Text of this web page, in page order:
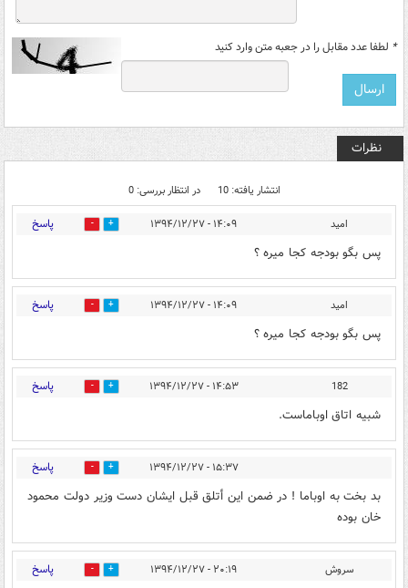
* لطفا عدد مقابل را در جعبه متن وارد کنید
نظرات
انتشار یافته: 10 در انتظار بررسی: 0
امید ۱۴:۰۹ - ۱۳۹۴/۱۲/۲۷ 0 پاسخ
پس بگو بودجه کجا میره ؟
امید ۱۴:۰۹ - ۱۳۹۴/۱۲/۲۷ 0 پاسخ
پس بگو بودجه کجا میره ؟
182 ۱۴:۵۳ - ۱۳۹۴/۱۲/۲۷ 0 پاسخ
شبیه اتاق اوباماست.
۱۵:۳۷ - ۱۳۹۴/۱۲/۲۷ 0 پاسخ
بد بخت به اوباما ! در ضمن اين أتلق قبل ايشان دست وزير دولت محمود
خان بوده
سروش ۲۰:۱۹ - ۱۳۹۴/۱۲/۲۷ 0 پاسخ